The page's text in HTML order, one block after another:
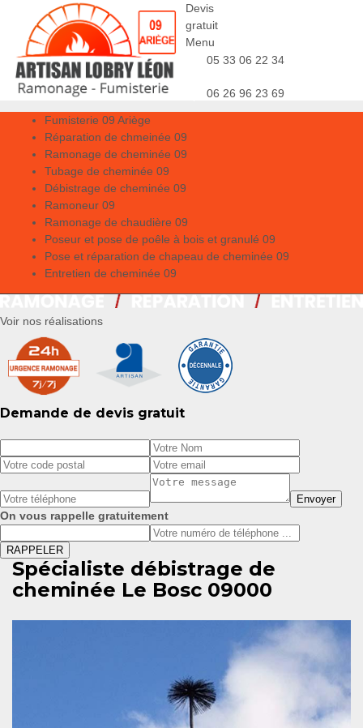
Devis
gratuit
Menu
05 33 06 22 34
06 26 96 23 69
Fumisterie 09 Ariège
Réparation de chmeinée 09
Ramonage de cheminée 09
Tubage de cheminée 09
Débistrage de cheminée 09
Ramoneur 09
Ramonage de chaudière 09
Poseur et pose de poêle à bois et granulé 09
Pose et réparation de chapeau de cheminée 09
Entretien de cheminée 09
Voir nos réalisations
Demande de devis gratuit
On vous rappelle gratuitement
Spécialiste débistrage de
cheminée Le Bosc 09000